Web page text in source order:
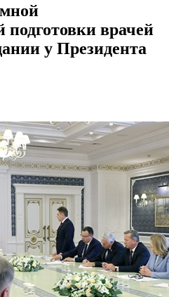
подготовки врачей
у Президента